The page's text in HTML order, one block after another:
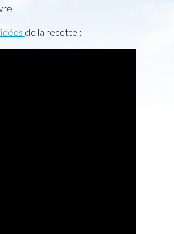
de la recette :